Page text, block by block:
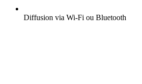
Diffusion via Wi-Fi ou Bluetooth